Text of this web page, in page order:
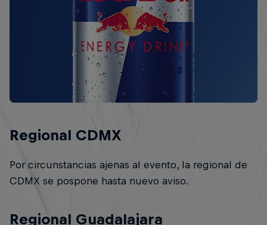
Regional CDMX
Por circunstancias ajenas al evento, la regional de
CDMX se pospone hasta nuevo aviso.
Regional Guadalajara